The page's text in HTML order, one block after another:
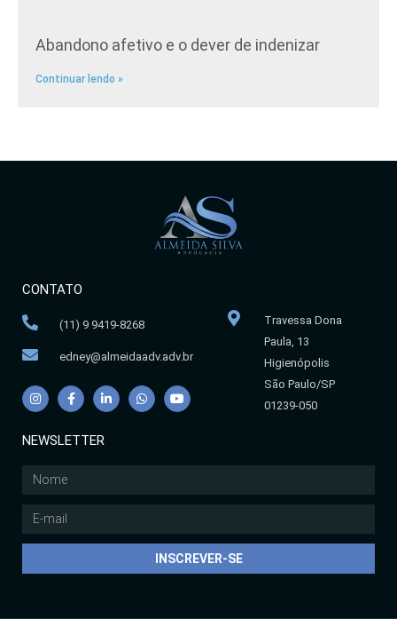
Abandono afetivo e o dever de indenizar
Continuar lendo »
CONTATO
(11) 9 9419-8268
edney@almeidaadv.adv.br
Travessa Dona
Paula, 13
Higienópolis
São Paulo/SP
01239-050
NEWSLETTER
INSCREVER-SE